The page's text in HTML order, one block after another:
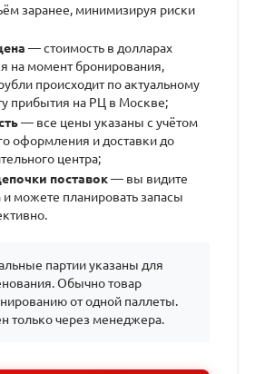
заранее, минимизируя риски
— стоимость в долларах
на момент бронирования,
происходит по актуальному
прибытия на РЦ в Москве;
— все цены указаны с учётом
оформления и доставки до
центра;
поставок— вы видите
и можете планировать запасы
партии указаны для
Обычно товар
от одной паллеты.
только через менеджера.